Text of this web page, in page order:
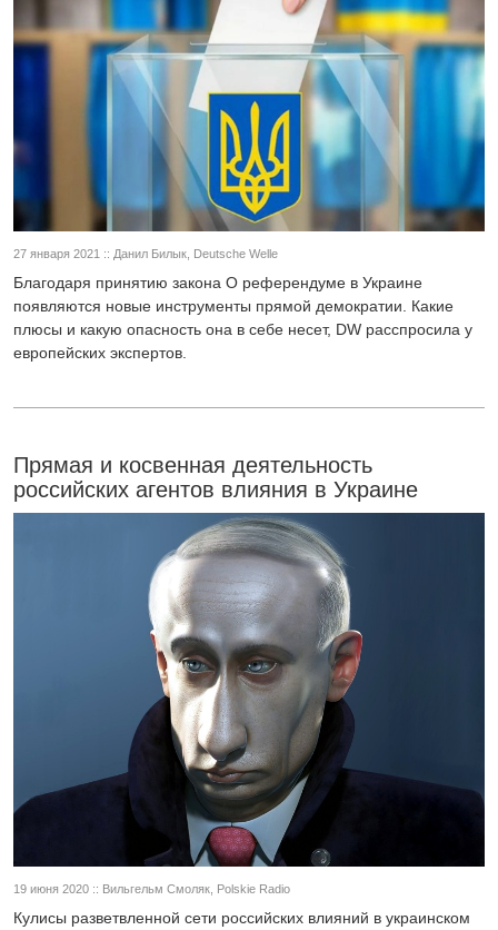
27 января 2021 :: Данил Билык, Deutsche Welle
Благодаря принятию закона О референдуме в Украине
появляются новые инструменты прямой демократии. Какие
плюсы и какую опасность она в себе несет, DW расспросила у
европейских экспертов.
Прямая и косвенная деятельность
российских агентов влияния в Украине
19 июня 2020 :: Вильгельм Смоляк, Polskie Radio
Кулисы разветвленной сети российских влияний в украинском